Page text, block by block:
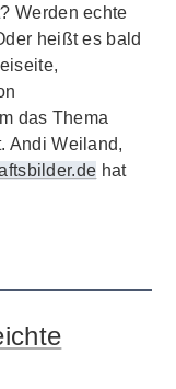
Werden echte
heißt es bald
das Thema
Andi Weiland,
hat